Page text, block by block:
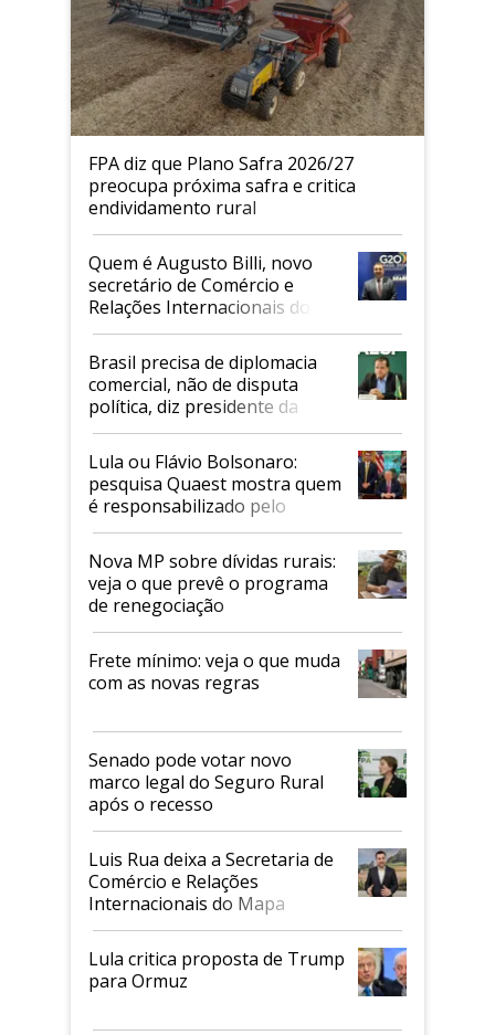
FPA diz que Plano Safra 2026/27
preocupa próxima safra e critica
endividamento rural
Quem é Augusto Billi, novo
secretário de Comércio e
Relações Internacionais do
Mapa
Brasil precisa de diplomacia
comercial, não de disputa
política, diz presidente da
Faesp
Lula ou Flávio Bolsonaro:
pesquisa Quaest mostra quem
é responsabilizado pelo
tarifaço dos EUA
Nova MP sobre dívidas rurais:
veja o que prevê o programa
de renegociação
Frete mínimo: veja o que muda
com as novas regras
Senado pode votar novo
marco legal do Seguro Rural
após o recesso
Luis Rua deixa a Secretaria de
Comércio e Relações
Internacionais do Mapa
Lula critica proposta de Trump
para Ormuz